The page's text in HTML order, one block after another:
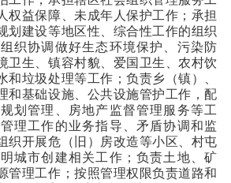
权益保障、未成年人保护工作；承担
划建设等地区性、综合性工作的组织
织协调做好生态环境保护、污染防
卫生、镇容村貌、爱国卫生、农村饮
和垃圾处理等工作；负责乡（镇）、
和基础设施、公共设施管护工作，配
划管理、房地产监督管理服务等工
理工作的业务指导、矛盾协调和监
织开展危（旧）房改造等小区、村屯
城市创建相关工作；负责土地、矿
管理工作；按照管理权限负责道路和